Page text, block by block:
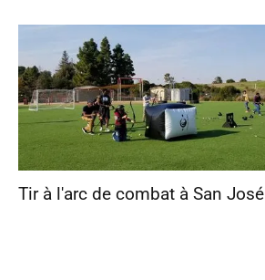
Tir à l'arc de combat à San José